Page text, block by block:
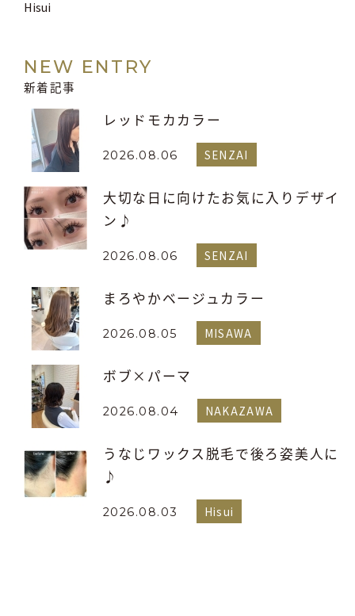
Hisui
NEW ENTRY
新着記事
レッドモカカラー
2026.08.06 SENZAI
大切な日に向けたお気に入りデザイ
ン♪
2026.08.06 SENZAI
まろやかベージュカラー
2026.08.05 MISAWA
ボブ×パーマ
2026.08.04 NAKAZAWA
うなじワックス脱毛で後ろ姿美人に
♪
2026.08.03 Hisui